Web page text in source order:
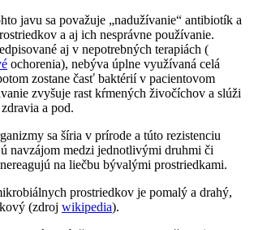
javu sa považuje „nadužívanie“ antibiotík a
a aj ich nesprávne používanie.
aj v nepotrebných terapiách (
ochorenia), nebýva úplne využívaná celá
zostane časť baktérií v pacientovom
zvyšuje rast kŕmených živočíchov a slúži
a pod.
sa šíria v prírode a túto rezistenciu
navzájom medzi jednotlivými druhmi či
na liečbu bývalými prostriedkami.
prostriedkov je pomalý a drahý,
(zdroj wikipedia).